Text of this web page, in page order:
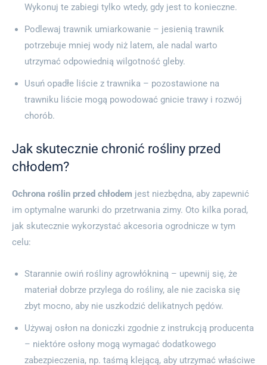
Wykonuj te zabiegi tylko wtedy, gdy jest to konieczne.
Podlewaj trawnik umiarkowanie – jesienią trawnik
potrzebuje mniej wody niż latem, ale nadal warto
utrzymać odpowiednią wilgotność gleby.
Usuń opadłe liście z trawnika – pozostawione na
trawniku liście mogą powodować gnicie trawy i rozwój
chorób.
Jak skutecznie chronić rośliny przed
chłodem?
Ochrona roślin przed chłodem jest niezbędna, aby zapewnić
im optymalne warunki do przetrwania zimy. Oto kilka porad,
jak skutecznie wykorzystać akcesoria ogrodnicze w tym
celu:
Starannie owiń rośliny agrowłókniną – upewnij się, że
materiał dobrze przylega do rośliny, ale nie zaciska się
zbyt mocno, aby nie uszkodzić delikatnych pędów.
Używaj osłon na doniczki zgodnie z instrukcją producenta
– niektóre osłony mogą wymagać dodatkowego
zabezpieczenia, np. taśmą klejącą, aby utrzymać właściwe